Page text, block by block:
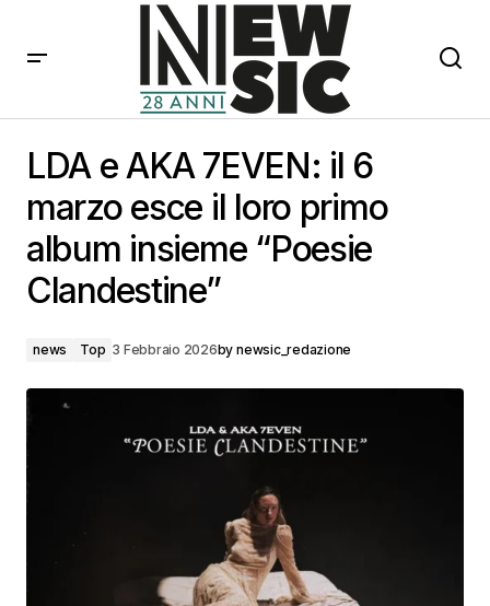
insieme “Poesie Clandestine”
LDA e AKA 7EVEN: il 6
marzo esce il loro primo
album insieme “Poesie
Clandestine”
news Top 3 Febbraio 2026by newsic_redazione